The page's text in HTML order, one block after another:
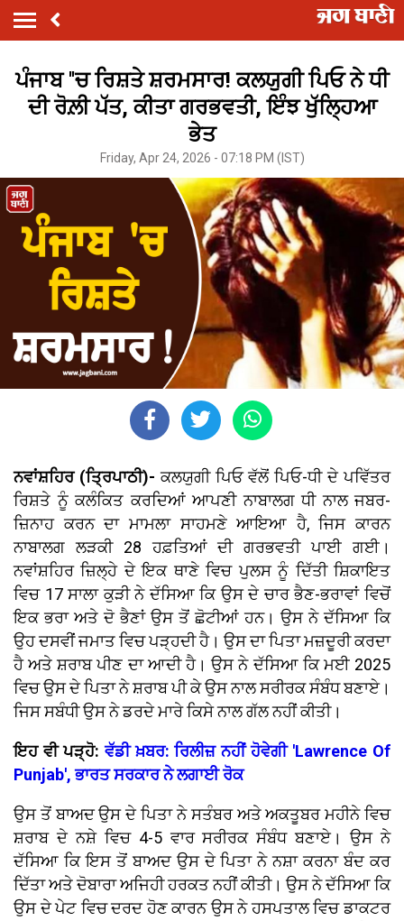
ਪੰਜਾਬ ''ਚ ਰਿਸ਼ਤੇ ਸ਼ਰਮਸਾਰ! ਕਲਯੁਗੀ ਪਿਓ ਨੇ ਧੀ
ਦੀ ਰੋਲ਼ੀ ਪੱਤ, ਕੀਤਾ ਗਰਭਵਤੀ, ਇੰਝ ਖੁੱਲ੍ਹਿਆ
ਭੇਤ
Friday, Apr 24, 2026 - 07:18 PM (IST)
ਨਵਾਂਸ਼ਹਿਰ (ਤ੍ਰਿਪਾਠੀ)- ਕਲਯੁਗੀ ਪਿਓ ਵੱਲੋਂ ਪਿਓ-ਧੀ ਦੇ ਪਵਿੱਤਰ
ਰਿਸ਼ਤੇ ਨੂੰ ਕਲੰਕਿਤ ਕਰਦਿਆਂ ਆਪਣੀ ਨਾਬਾਲਗ ਧੀ ਨਾਲ ਜਬਰ-
ਜ਼ਿਨਾਹ ਕਰਨ ਦਾ ਮਾਮਲਾ ਸਾਹਮਣੇ ਆਇਆ ਹੈ, ਜਿਸ ਕਾਰਨ
ਨਾਬਾਲਗ ਲੜਕੀ 28 ਹਫ਼ਤਿਆਂ ਦੀ ਗਰਭਵਤੀ ਪਾਈ ਗਈ।
ਨਵਾਂਸ਼ਹਿਰ ਜ਼ਿਲ੍ਹੇ ਦੇ ਇਕ ਥਾਣੇ ਵਿਚ ਪੁਲਸ ਨੂੰ ਦਿੱਤੀ ਸ਼ਿਕਾਇਤ
ਵਿਚ 17 ਸਾਲਾ ਕੁੜੀ ਨੇ ਦੱਸਿਆ ਕਿ ਉਸ ਦੇ ਚਾਰ ਭੈਣ-ਭਰਾਵਾਂ ਵਿਚੋਂ
ਇਕ ਭਰਾ ਅਤੇ ਦੋ ਭੈਣਾਂ ਉਸ ਤੋਂ ਛੋਟੀਆਂ ਹਨ। ਉਸ ਨੇ ਦੱਸਿਆ ਕਿ
ਉਹ ਦਸਵੀਂ ਜਮਾਤ ਵਿਚ ਪੜ੍ਹਦੀ ਹੈ। ਉਸ ਦਾ ਪਿਤਾ ਮਜ਼ਦੂਰੀ ਕਰਦਾ
ਹੈ ਅਤੇ ਸ਼ਰਾਬ ਪੀਣ ਦਾ ਆਦੀ ਹੈ। ਉਸ ਨੇ ਦੱਸਿਆ ਕਿ ਮਈ 2025
ਵਿਚ ਉਸ ਦੇ ਪਿਤਾ ਨੇ ਸ਼ਰਾਬ ਪੀ ਕੇ ਉਸ ਨਾਲ ਸਰੀਰਕ ਸੰਬੰਧ ਬਣਾਏ।
ਜਿਸ ਸਬੰਧੀ ਉਸ ਨੇ ਡਰਦੇ ਮਾਰੇ ਕਿਸੇ ਨਾਲ ਗੱਲ ਨਹੀਂ ਕੀਤੀ।
ਇਹ ਵੀ ਪੜ੍ਹੋ:ਵੱਡੀ ਖ਼ਬਰ: ਰਿਲੀਜ਼ ਨਹੀਂ ਹੋਵੇਗੀ 'Lawrence Of
Punjab', ਭਾਰਤ ਸਰਕਾਰ ਨੇ ਲਗਾਈ ਰੋਕ
ਉਸ ਤੋਂ ਬਾਅਦ ਉਸ ਦੇ ਪਿਤਾ ਨੇ ਸਤੰਬਰ ਅਤੇ ਅਕਤੂਬਰ ਮਹੀਨੇ ਵਿਚ
ਸ਼ਰਾਬ ਦੇ ਨਸ਼ੇ ਵਿਚ 4-5 ਵਾਰ ਸਰੀਰਕ ਸੰਬੰਧ ਬਣਾਏ। ਉਸ ਨੇ
ਦੱਸਿਆ ਕਿ ਇਸ ਤੋਂ ਬਾਅਦ ਉਸ ਦੇ ਪਿਤਾ ਨੇ ਨਸ਼ਾ ਕਰਨਾ ਬੰਦ ਕਰ
ਦਿੱਤਾ ਅਤੇ ਦੋਬਾਰਾ ਅਜਿਹੀ ਹਰਕਤ ਨਹੀਂ ਕੀਤੀ। ਉਸ ਨੇ ਦੱਸਿਆ ਕਿ
ਉਸ ਦੇ ਪੇਟ ਵਿਚ ਦਰਦ ਹੋਣ ਕਾਰਨ ਉਸ ਨੇ ਹਸਪਤਾਲ ਵਿਚ ਡਾਕਟਰ